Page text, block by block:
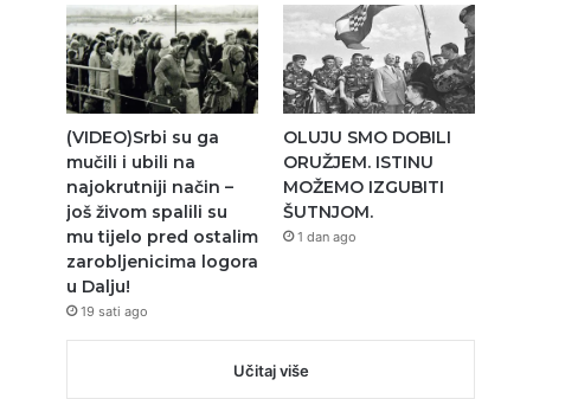
(VIDEO)Srbi su ga
mučili i ubili na
najokrutniji način –
još živom spalili su
mu tijelo pred ostalim
zarobljenicima logora
u Dalju!
19 sati ago
OLUJU SMO DOBILI
ORUŽJEM. ISTINU
MOŽEMO IZGUBITI
ŠUTNJOM.
1 dan ago
Učitaj više